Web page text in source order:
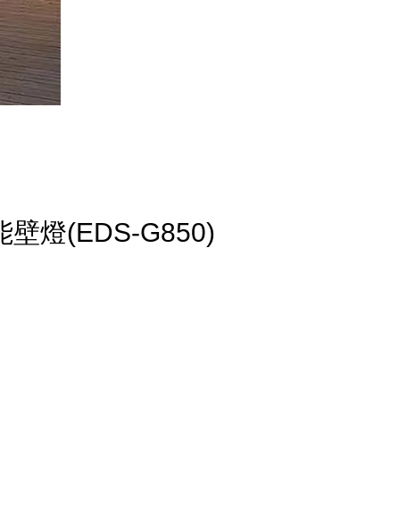
壁燈(EDS-G850)